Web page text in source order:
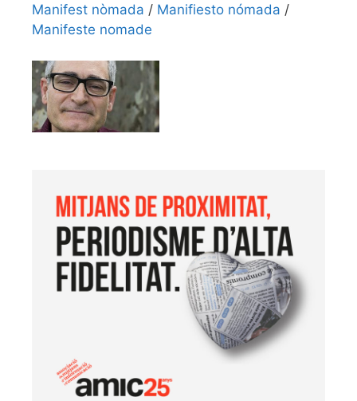
Manifest nòmada / Manifiesto nómada /
Manifeste nomade